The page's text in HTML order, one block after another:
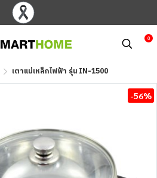
0
เตาแม่เหล็กไฟฟ้า รุ่น IN-1500
-56%